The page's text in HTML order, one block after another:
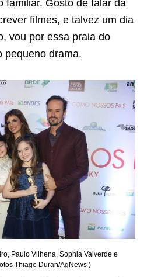
familiar. Gosto de falar da
filmes, e talvez um dia
vou por essa praia do
pequeno drama.
Paulo Vilhena, Sophia Valverde e
Thiago Duran/AgNews )